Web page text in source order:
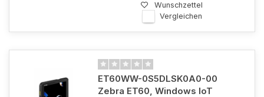
Wunschzettel
Vergleichen
ET60WW-0S5DLSK0A0-00
Zebra ET60, Windows IoT